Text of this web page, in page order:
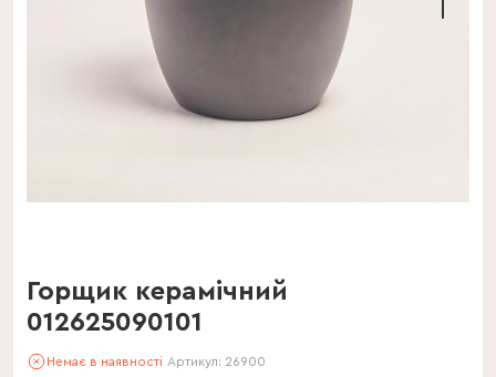
Горщик керамічний
012625090101
Немає в наявності Артикул: 26900